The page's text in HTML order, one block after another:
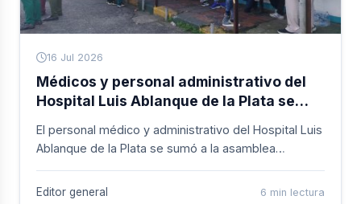
16 Jul 2026
Médicos y personal administrativo del
Hospital Luis Ablanque de la Plata se
deudas salariales
El personal médico y administrativo del Hospital Luis
Ablanque de la Plata se sumó a la asamblea
institución desde hace más de trece días, en
Editor general 6 min lectura